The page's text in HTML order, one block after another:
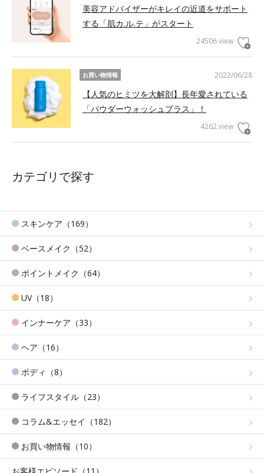
美容アドバイザーがキレイの近道をサポート
する「肌カ.ル.テ」がスタート
24506 view
2022/06/28
お買い物情報
【人気のヒミツを大解剖】長年愛されている
「パウダーウォッシュプラス」！
4262 view
カテゴリで探す
スキンケア（169）
ベースメイク（52）
ポイントメイク（64）
UV（18）
インナーケア（33）
ヘア（16）
ボディ（8）
ライフスタイル（23）
コラム&エッセイ（182）
お買い物情報（10）